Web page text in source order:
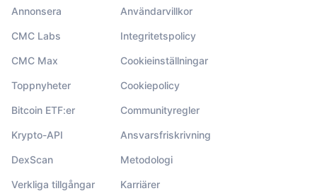
Annonsera
CMC Labs
CMC Max
Toppnyheter
Bitcoin ETF:er
Krypto-API
DexScan
Verkliga tillgångar
Användarvillkor
Integritetspolicy
Cookieinställningar
Cookiepolicy
Communityregler
Ansvarsfriskrivning
Metodologi
Karriärer